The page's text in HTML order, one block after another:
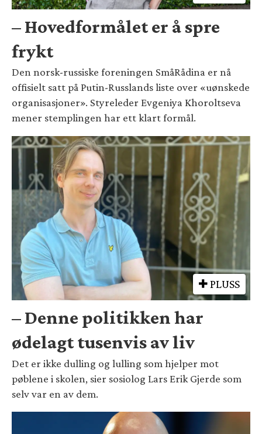
– Hovedformålet er å spre
frykt
Den norsk-russiske foreningen SmåRådina er nå
offisielt satt på Putin-Russlands liste over «uønskede
organisasjoner». Styreleder Evgeniya Khoroltseva
mener stemplingen har ett klart formål.
PLUSS
– Denne politikken har
ødelagt tusenvis av liv
Det er ikke dulling og lulling som hjelper mot
pøblene i skolen, sier sosiolog Lars Erik Gjerde som
selv var en av dem.